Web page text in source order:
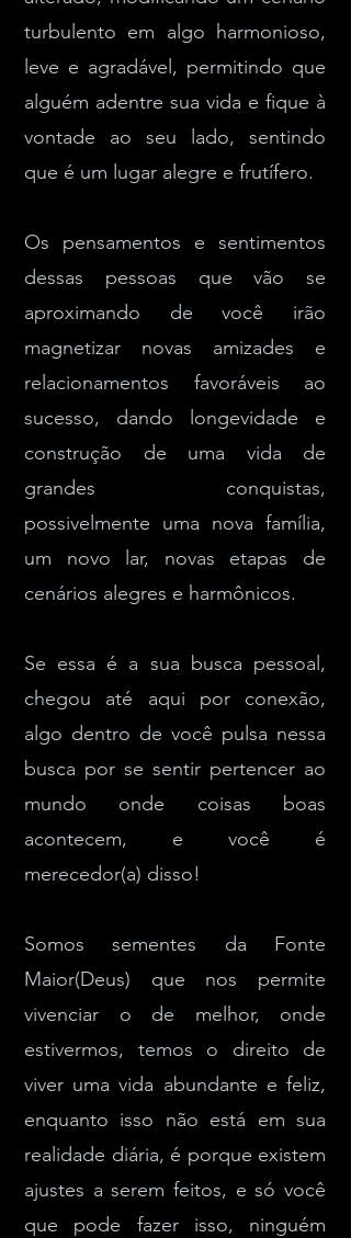
turbulento em algo harmonioso,
leve e agradável, permitindo que
alguém adentre sua vida e fique à
vontade ao seu lado, sentindo
que é um lugar alegre e frutífero.
Os pensamentos e sentimentos
dessas pessoas que vão se
aproximando de você irão
magnetizar novas amizades e
relacionamentos favoráveis ao
sucesso, dando longevidade e
construção de uma vida de
grandes conquistas,
possivelmente uma nova família,
um novo lar, novas etapas de
cenários alegres e harmônicos.
Se essa é a sua busca pessoal,
chegou até aqui por conexão,
algo dentro de você pulsa nessa
busca por se sentir pertencer ao
mundo onde coisas boas
acontecem, e você é
merecedor(a) disso!
Somos sementes da Fonte
Maior(Deus) que nos permite
vivenciar o de melhor, onde
estivermos, temos o direito de
viver uma vida abundante e feliz,
enquanto isso não está em sua
realidade diária, é porque existem
ajustes a serem feitos, e só você
que pode fazer isso, ninguém